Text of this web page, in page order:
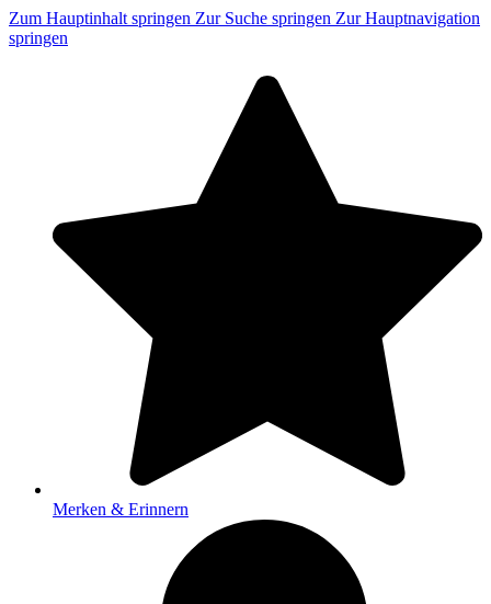
Zum Hauptinhalt springen Zur Suche springen Zur Hauptnavigation
springen
Merken & Erinnern